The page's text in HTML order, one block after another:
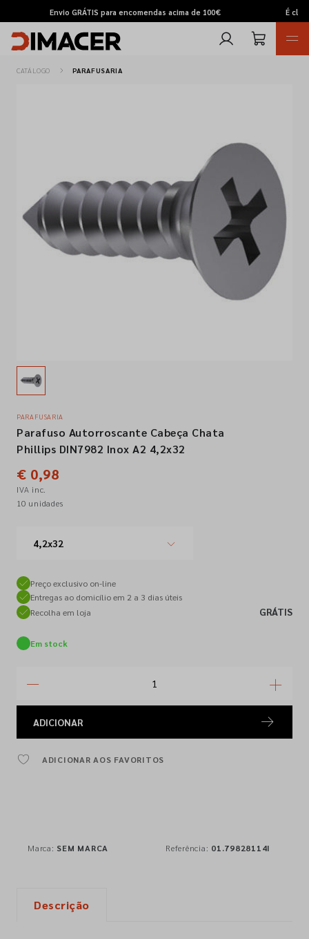
É cliente empresarial? Contacte-nos, temos
Retomas
Pedidos de cotação
Contactos
Siga-nos nas redes sociais
CATÁLOGO PARAFUSARIA
PARAFUSARIA
Parafuso Autorroscante Cabeça Chata
Phillips DIN7982 Inox A2 4,2x32
€ 0,98
IVA inc.
10 unidades
4,2x32
Preço exclusivo on-line
Entregas ao domicílio em 2 a 3 dias úteis
Recolha em loja
GRÁTIS
Em stock
ADICIONAR
ADICIONAR AOS FAVORITOS
Marca: SEM MARCA Referência: 01.79828114I
Descrição